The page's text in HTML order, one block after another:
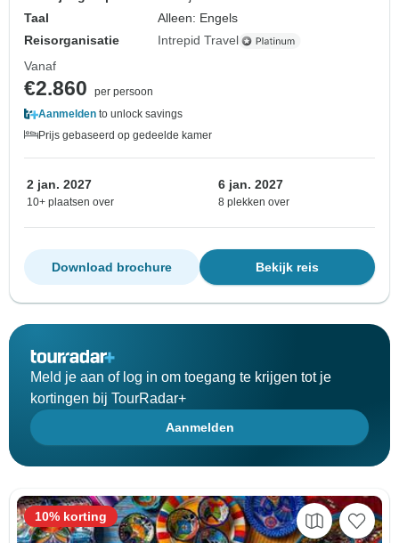
Taal
Alleen: Engels
Reisorganisatie
Intrepid Travel
Vanaf
€2.860
per persoon
Aanmelden to unlock savings
Prijs gebaseerd op gedeelde kamer
2 jan. 2027
10+ plaatsen over
6 jan. 2027
8 plekken over
Bekijk reis
Download brochure
Meld je aan of log in om toegang te krijgen tot je
kortingen bij TourRadar+
Aanmelden
10% korting